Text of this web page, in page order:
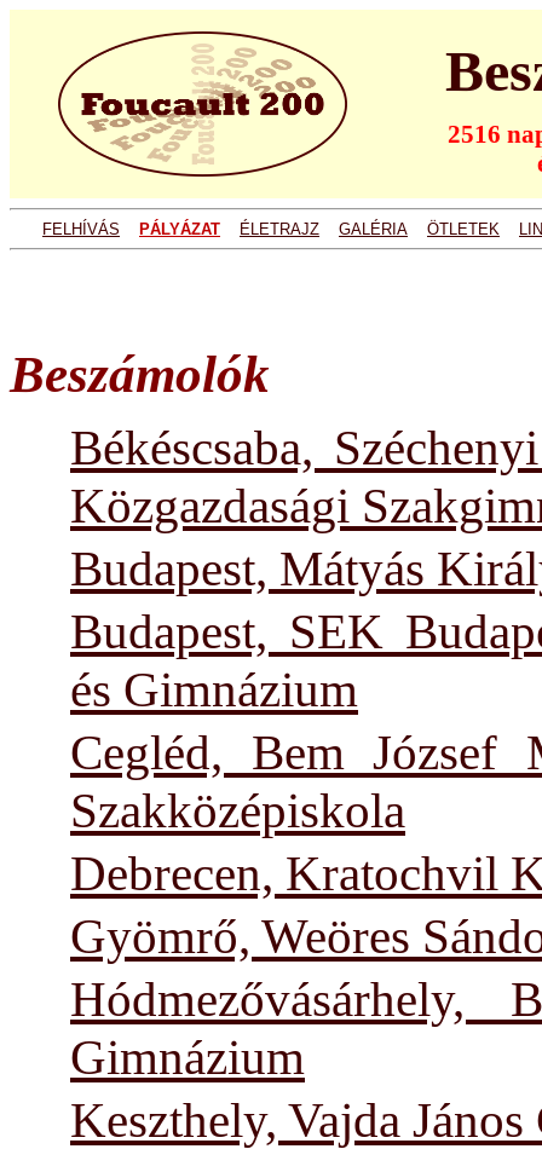
2516
FELHÍVÁS PÁLYÁZAT ÉLETRAJZ GALÉRIA ÖTLETEK
Beszámolók
Békéscsaba,
Közgazdasági
Budapest, Mátyás
Budapest, SEK
és Gimnázium
Cegléd, Bem József
Szakközépiskola
Debrecen, Kratochvil
Gyömrő, Weöres
Hódmezővásárhely,
Gimnázium
Keszthely, Vajda